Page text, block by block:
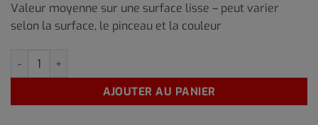
Valeur moyenne sur une surface lisse – peut varier
selon la surface, le pinceau et la couleur
quantité de P-RO-1 10 Litre
AJOUTER AU PANIER